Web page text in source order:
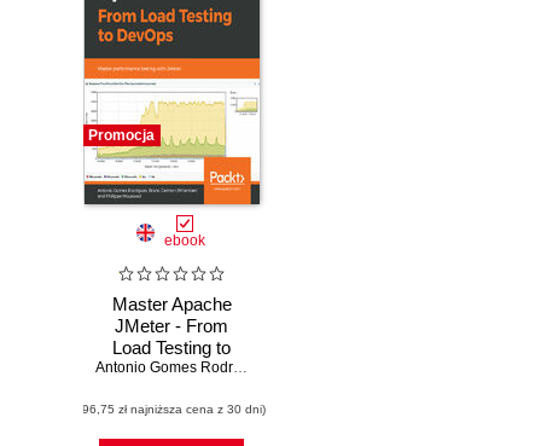
Promocja
ebook
Master Apache
JMeter - From
Load Testing to
DevOps. Master
testing with JMeter
Antonio Gomes Rodrigues
(96,75 zł najniższa cena z 30 dni)